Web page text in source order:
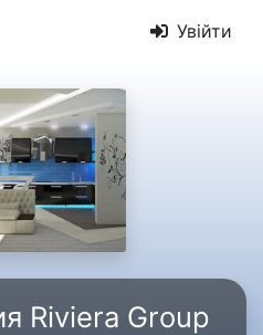
Увійти
Riviera Group